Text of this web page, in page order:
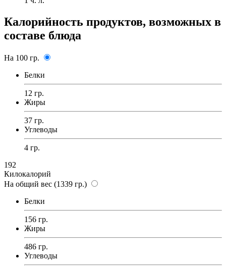
Калорийность продуктов, возможных в
составе блюда
На 100 гр.
Белки
12 гр.
Жиры
37 гр.
Углеводы
4 гр.
192
Килокалорий
На общий вес (1339 гр.)
Белки
156 гр.
Жиры
486 гр.
Углеводы